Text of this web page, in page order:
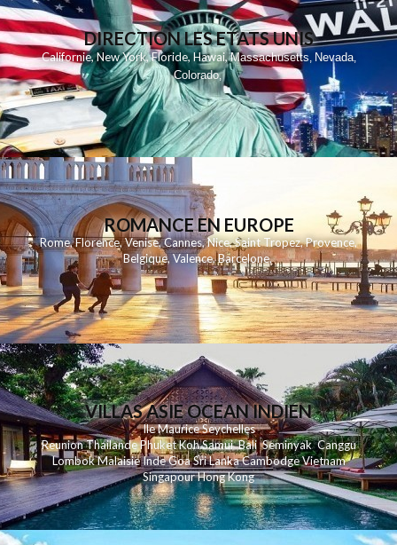
DIRECTION LES ETATS UNIS
Californie,New York,Floride,Hawai,Massachusetts, Nevada,
Colorado,
ROMANCE EN EUROPE
Rome,Florence,Venise,Cannes,Nice,Saint Tropez,Provence,
Belgique,Valence,Barcelone,
VILLAS ASIE OCEAN INDIEN
Ile MauriceSeychelles
ReunionThailandePhuketKohSamui Bali SeminyakCanggu
LombokMalaisieIndeGoaSri LankaCambodgeVietnam
SingapourHong Kong